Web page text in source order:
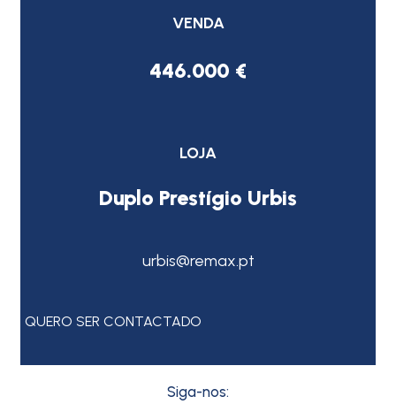
VENDA
446.000 €
LOJA
Duplo Prestígio Urbis
urbis@remax.pt
QUERO SER CONTACTADO
Siga-nos: